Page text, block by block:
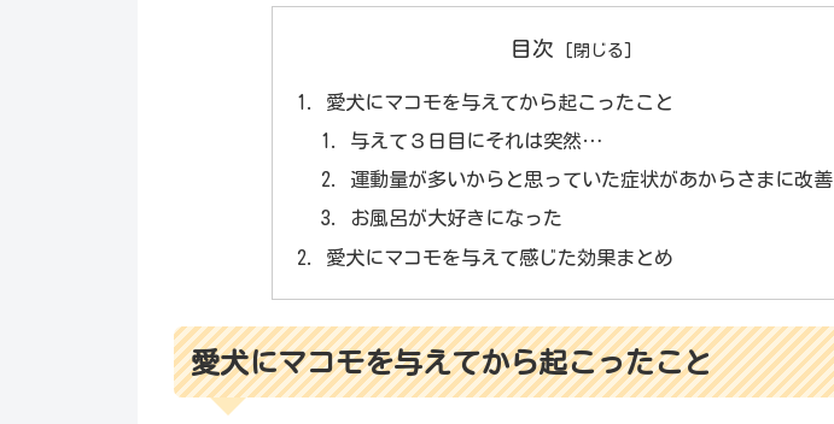
目次
愛犬にマコモを与えてから起こったこと
与えて３日目にそれは突然…
運動量が多いからと思っていた症状があからさまに改善
お風呂が大好きになった
愛犬にマコモを与えて感じた効果まとめ
愛犬にマコモを与えてから起こったこと